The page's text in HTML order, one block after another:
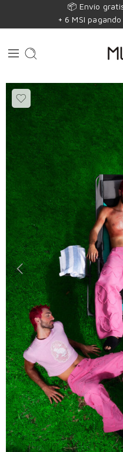
📦 Envío
+ 6 MSI